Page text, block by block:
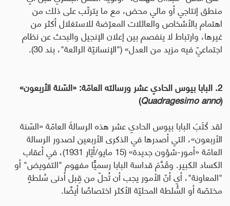
منطق إنتاجي أو مالي محض، مع ما يترتّب على ذلك من
اهتمام بالأشخاص والعائلات المعرّضة للاستغلال أكثر من
غيرها، وارتباط لا ينفصم بين إعلان الإنجيل والبحث عن نظام
اجتماعيّ فيه مزيد من العدل» ("الإنسانيّة الرائعة"، بند 30).
2. البابا بيوس الحادي عشر ورسالته العامّة: «السّنة الأربعون»
(
Quadragesimo anno
)
لقد كَتَبَ البابا بيوس الحادي عشر هذهالرسالةَ العامّة «السّنة
الأربعون»، التي أصدرها في الذكرى الأربعين لصدور الرسالة
العامّة «أمور-شؤون جديدة» (15 مايو/أيّار 1931) ، في أعقاب
الكساد الكبير. وقَدَّمَ قداسة البابا رسميًّا مفهوم "التفويض" أو
"المعاونة"، أي أنّ الأمور يجب أن تُحلّ من قِبل أدنى سُلطةٍ
مختصّة أو السُّلطة المحليّة الأكثر اختصاصًا أيضًا.